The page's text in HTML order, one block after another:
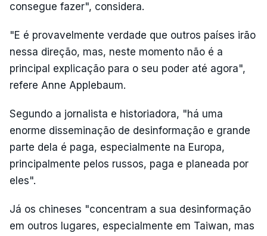
consegue fazer", considera.
"E é provavelmente verdade que outros países irão
nessa direção, mas, neste momento não é a
principal explicação para o seu poder até agora",
refere Anne Applebaum.
Segundo a jornalista e historiadora, "há uma
enorme disseminação de desinformação e grande
parte dela é paga, especialmente na Europa,
principalmente pelos russos, paga e planeada por
eles".
Já os chineses "concentram a sua desinformação
em outros lugares, especialmente em Taiwan, mas